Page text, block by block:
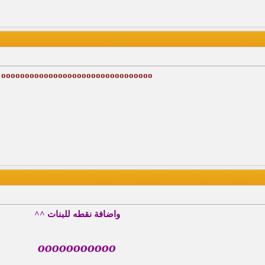
oooooooooooooooooooooooooooooooo
واضافة نقطه للبنات ^^
ooooooooooo